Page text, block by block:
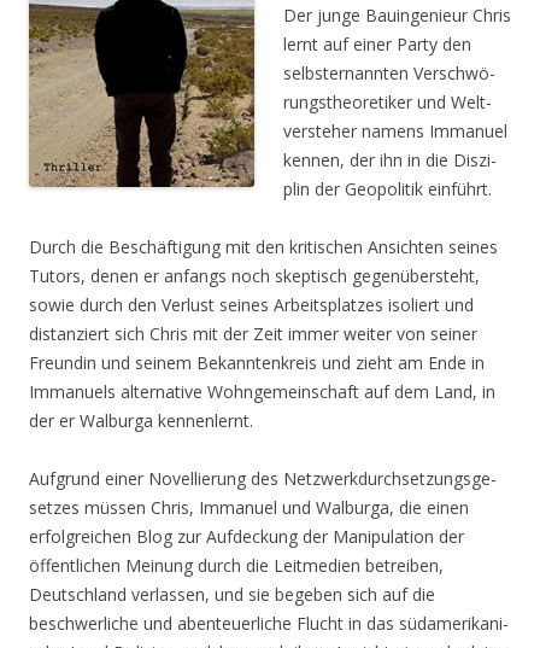
Der jun­ge Bau­in­ge­nieur Chris
lernt auf einer Par­ty den
selbst­er­nann­ten Ver­schwö­
rungs­theo­re­ti­ker und Welt­
ver­ste­her namens Imma­nu­el
ken­nen, der ihn in die Dis­zi­
plin der Geo­po­li­tik einführt.
Durch die Beschäf­ti­gung mit den kri­ti­schen Ansich­ten sei­nes
Tutors, denen er anfangs noch skep­tisch gegen­über­steht,
sowie durch den Ver­lust sei­nes Arbeits­plat­zes iso­liert und
distan­ziert sich Chris mit der Zeit immer wei­ter von sei­ner
Freun­din und sei­nem Bekann­ten­kreis und zieht am Ende in
Imma­nu­els alter­na­ti­ve Wohn­ge­mein­schaft auf dem Land, in
der er Wal­bur­ga kennenlernt.
Auf­grund einer Novel­lie­rung des Netz­werk­durch­set­zungs­ge­
set­zes müs­sen Chris, Imma­nu­el und Wal­bur­ga, die einen
erfolg­rei­chen Blog zur Auf­de­ckung der Mani­pu­la­ti­on der
öffent­li­chen Mei­nung durch die Leit­me­di­en betrei­ben,
Deutsch­land ver­las­sen, und sie bege­ben sich auf die
beschwer­li­che und aben­teu­er­li­che Flucht in das süd­ame­ri­ka­ni­